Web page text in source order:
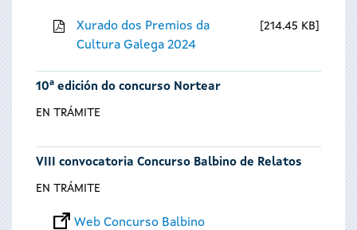
Xurado dos Premios da
Cultura Galega 2024
214.45 KB
10ª edición do concurso Nortear
EN TRÁMITE
VIII convocatoria Concurso Balbino de Relatos
EN TRÁMITE
Web Concurso Balbino